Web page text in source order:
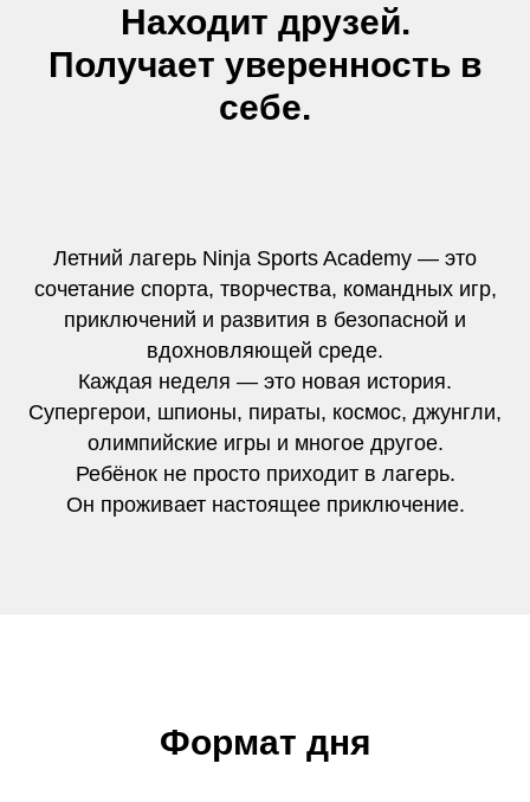
Находит друзей.
Получает уверенность в
себе.
Летний лагерь Ninja Sports Academy — это
сочетание спорта, творчества, командных игр,
приключений и развития в безопасной и
вдохновляющей среде.
Каждая неделя — это новая история.
Супергерои, шпионы, пираты, космос, джунгли,
олимпийские игры и многое другое.
Ребёнок не просто приходит в лагерь.
Он проживает настоящее приключение.
Формат дня